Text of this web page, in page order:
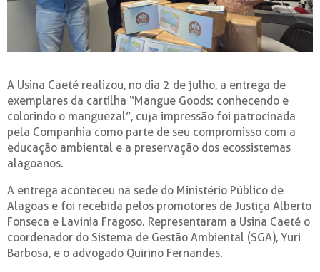
A Usina Caeté realizou, no dia 2 de julho, a entrega de
exemplares da cartilha “Mangue Goods: conhecendo e
colorindo o manguezal”, cuja impressão foi patrocinada
pela Companhia como parte de seu compromisso com a
educação ambiental e a preservação dos ecossistemas
alagoanos.
A entrega aconteceu na sede do Ministério Público de
Alagoas e foi recebida pelos promotores de Justiça Alberto
Fonseca e Lavinia Fragoso. Representaram a Usina Caeté o
coordenador do Sistema de Gestão Ambiental (SGA), Yuri
Barbosa, e o advogado Quirino Fernandes.